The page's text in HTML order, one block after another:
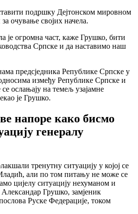
подршку Дејтонском мировном
очување својих начела.
је огромна част, каже Грушко, бити
Српске и да наставимо наш
предсједника Републике Српске у
између Републике Српске и
ослањају на темељ узајамне
је Грушко.
напоре како бисмо
генералу
тренутну ситуацију у којој се
али по том питању не може се
цијелу ситуацију нехуманом и
Грушко, замјеник
Руске Федерације, током